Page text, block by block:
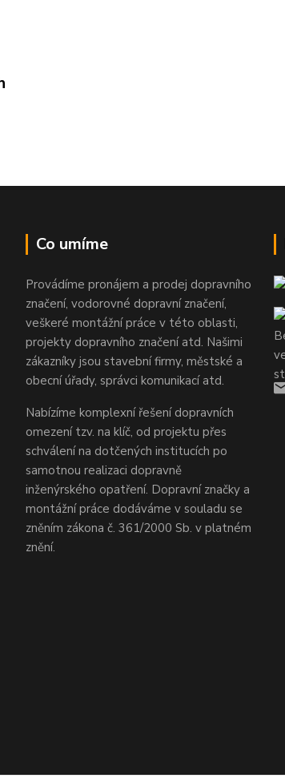
Co umíme
Provádíme pronájem a prodej dopravního
značení, vodorovné dopravní značení,
veškeré montážní práce v této oblasti,
projekty dopravního značení atd. Našimi
zákazníky jsou stavební firmy, městské a
obecní úřady, správci komunikací atd.
Nabízíme komplexní řešení dopravních
omezení tzv. na klíč, od projektu přes
schválení na dotčených institucích po
samotnou realizaci dopravně
inženýrského opatření. Dopravní značky a
montážní práce dodáváme v souladu se
zněním zákona č. 361/2000 Sb. v platném
znění.